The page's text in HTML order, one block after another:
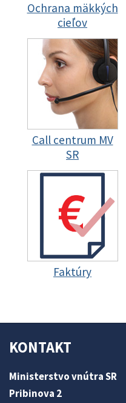
Ochrana mäkkých
cieľov
Call centrum MV
SR
Faktúry
KONTAKT
Ministerstvo vnútra SR
Pribinova 2